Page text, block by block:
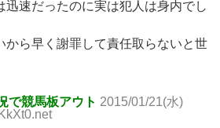
迅速だったのに実は犯人は身内でし
から早く謝罪して責任取らないと世
で競馬板アウト 2015/01/21(水)